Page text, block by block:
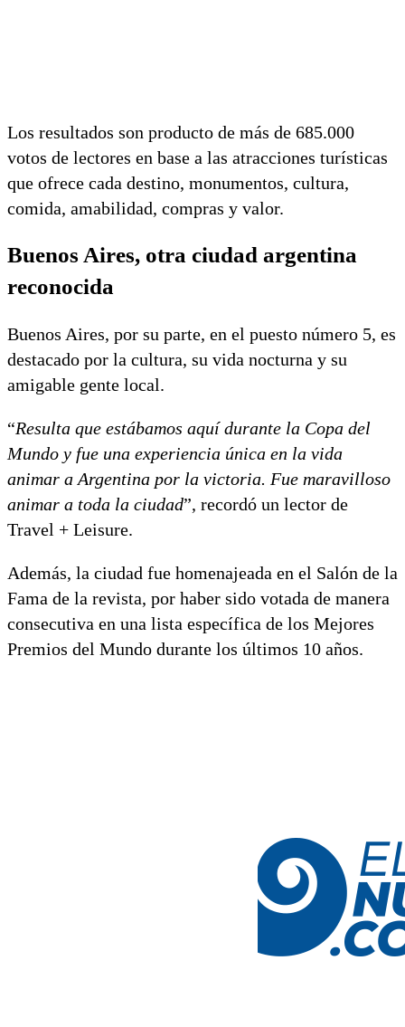
Los resultados son producto de más de 685.000
votos de lectores en base a las atracciones turísticas
que ofrece cada destino, monumentos, cultura,
comida, amabilidad, compras y valor.
Buenos Aires, otra ciudad argentina
reconocida
Buenos Aires, por su parte, en el puesto número 5, es
destacado por la cultura, su vida nocturna y su
amigable gente local.
“Resulta que estábamos aquí durante la Copa del
Mundo y fue una experiencia única en la vida
animar a Argentina por la victoria. Fue maravilloso
animar a toda la ciudad”, recordó un lector de
Travel + Leisure.
Además, la ciudad fue homenajeada en el Salón de la
Fama de la revista, por haber sido votada de manera
consecutiva en una lista específica de los Mejores
Premios del Mundo durante los últimos 10 años.